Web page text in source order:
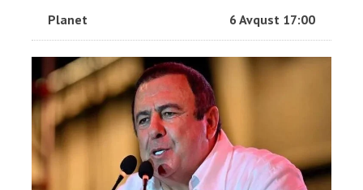
Planet 6 Avqust 17:00